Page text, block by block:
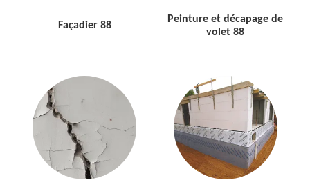
Façadier 88
Peinture et décapage de
volet 88